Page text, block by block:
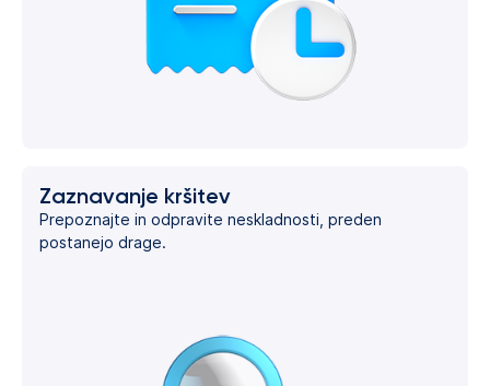
Zaznavanje kršitev
Prepoznajte in odpravite neskladnosti, preden
postanejo drage.